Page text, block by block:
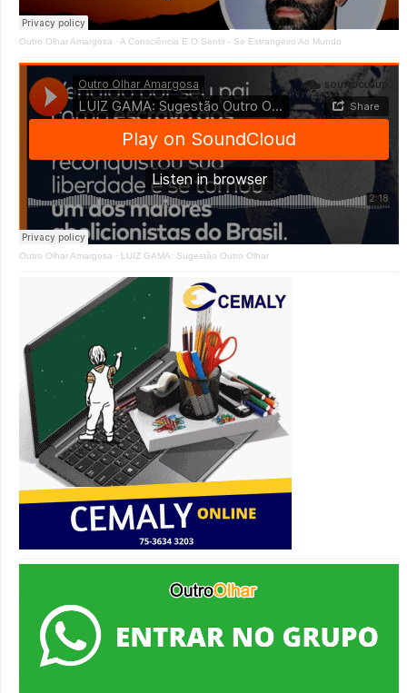
Outro Olhar Amargosa · A Consciência E O Sentir - Se Estrangeiro Ao Mundo
Outro Olhar Amargosa · LUIZ GAMA: Sugestão Outro Olhar